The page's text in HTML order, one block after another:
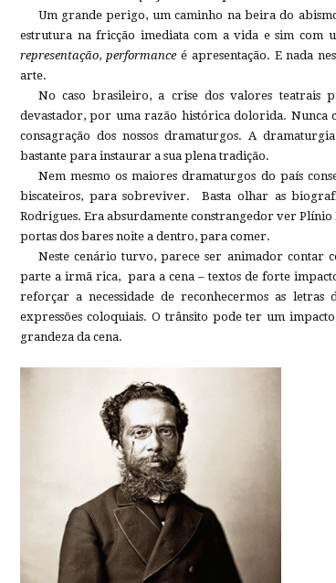
Um grande perigo, um caminho na beira do
estrutura na fricção imediata com a vida e sim com
representação, performanceé apresentação. E nada
arte.
No caso brasileiro, a crise dos valores teatrais
devastador, por uma razão histórica dolorida. Nunca
consagração dos nossos dramaturgos. A
bastante para instaurar a sua plena tradição.
Nem mesmo os maiores dramaturgos do país
biscateiros, para sobreviver. Basta olhar as
Rodrigues. Era absurdamente constrangedor ver Plínio
portas dos bares noite a dentro, para comer.
Neste cenário turvo, parece ser animador contar
parte a irmã rica, para a cena – textos de forte
reforçar a necessidade de reconhecermos as
expressões coloquiais. O trânsito pode ter um
grandeza da cena.